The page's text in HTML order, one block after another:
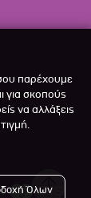
παρέχουμε
για σκοπούς
να αλλάξεις
Όλων